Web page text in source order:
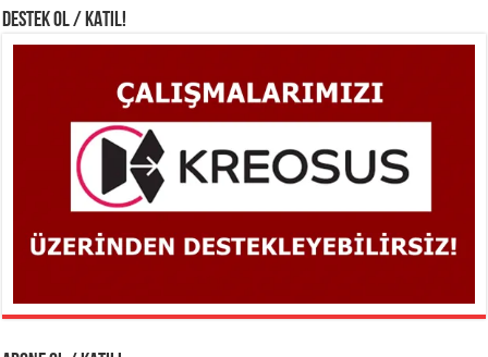
DESTEK OL / KATIL!